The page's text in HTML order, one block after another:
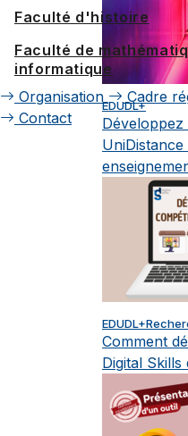
Faculté d'histoire
Faculté de
informatique
Organisation
Cadre
Contact
EDUDL+
EDUDL+
Comment
Digital Skills